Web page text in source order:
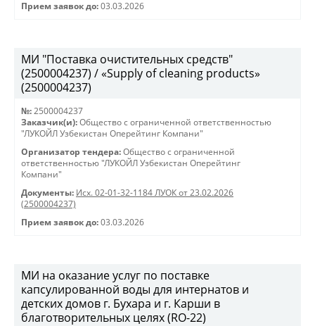
Прием заявок до: 03.03.2026
МИ "Поставка очистительных средств"
(2500004237) / «Supply of cleaning products»
(2500004237)
№: 2500004237
Заказчик(и): Общество с ограниченной ответственностью
"ЛУКОЙЛ Узбекистан Оперейтинг Компани"
Организатор тендера: Общество с ограниченной
ответственностью "ЛУКОЙЛ Узбекистан Оперейтинг
Компани"
Документы: Исх. 02-01-32-1184 ЛУОК от 23.02.2026
(2500004237)
Прием заявок до: 03.03.2026
МИ на оказание услуг по поставке
капсулированной воды для интернатов и
детских домов г. Бухара и г. Карши в
благотворительных целях (RO-22)